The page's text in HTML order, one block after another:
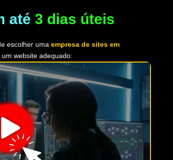
até 3 dias úteis
escolher uma empresa de sites em
website adequado: